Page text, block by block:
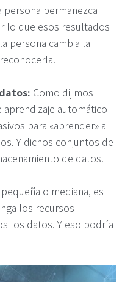
permanezca
lo que esos resultados
persona cambia la
Como dijimos
automático
para «aprender» a
Y dichos conjuntos de
de datos.
o mediana, es
los recursos
los datos. Y eso podría